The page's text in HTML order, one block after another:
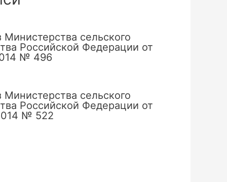
Министерства сельского
Российской Федерации от
№ 496
Министерства сельского
Российской Федерации от
№ 522